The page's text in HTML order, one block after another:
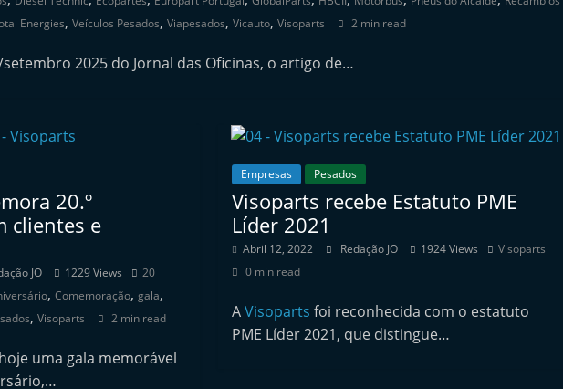
Energies, Veículos Pesados, Viapesados, Vicauto, Visoparts 2 min read
2025 do Jornal das Oficinas, o artigo de…
20.º
clientes e
JO 1229 Views
20
, Comemoração, gala,
, Visoparts 2 min read
uma gala memorável
Empresas Pesados
Visoparts recebe Estatuto PME
Líder 2021
Abril 12, 2022 Redação JO 1924 Views
Visoparts
0 min read
AVisoparts foi reconhecida com o estatuto
PME Líder 2021, que distingue…